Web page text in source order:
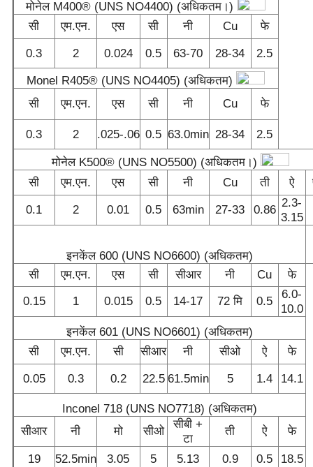
मोनेल M400® (UNS NO4400) (अधिकतम।)
सी
एम.एन. एस सी नी Cu
फे
0.3
2 0.024 0.5 63-70 28-34
2.5
Monel R405® (UNS NO4405) (अधिकतम)
सी
एम.एन. एस सी नी Cu फे
0.3 2 .025-.06 0.5 63.0min 28-34
2.5
मोनेल K500® (UNS NO5500) (अधिकतम।)
सी
एम.एन. एस सी नी Cu ती ऐ
0.1
2 0.01 0.5 63min 27-33 0.86 2.3-
3.15
इनकेंल 600 (UNS NO6600) (अधिकतम)
सी
एम.एन. एस सी सीआर नी Cu
फे
0.15
1 0.015 0.5 14-17 72 मि 0.5
6.0-
10.0
इनकेंल 601 (UNS NO6601) (अधिकतम)
सी
एम.एन. सी सीआर नी सीओ ऐ
फे
0.05
0.3 0.2 22.5 61.5min 5 1.4 14.1
Inconel 718 (UNS NO7718) (अधिकतम)
सीआर
नी मो सीओ
सीबी +
टा
ती ऐ
फे
19
52.5min 3.05 5 5.13 0.9 0.5 18.5